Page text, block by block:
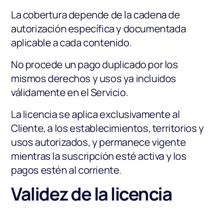
La cobertura depende de la cadena de
autorización específica y documentada
aplicable a cada contenido.
No procede un pago duplicado por los
mismos derechos y usos ya incluidos
válidamente en el Servicio.
La licencia se aplica exclusivamente al
Cliente, a los establecimientos, territorios y
usos autorizados, y permanece vigente
mientras la suscripción esté activa y los
pagos estén al corriente.
Validez de la licencia